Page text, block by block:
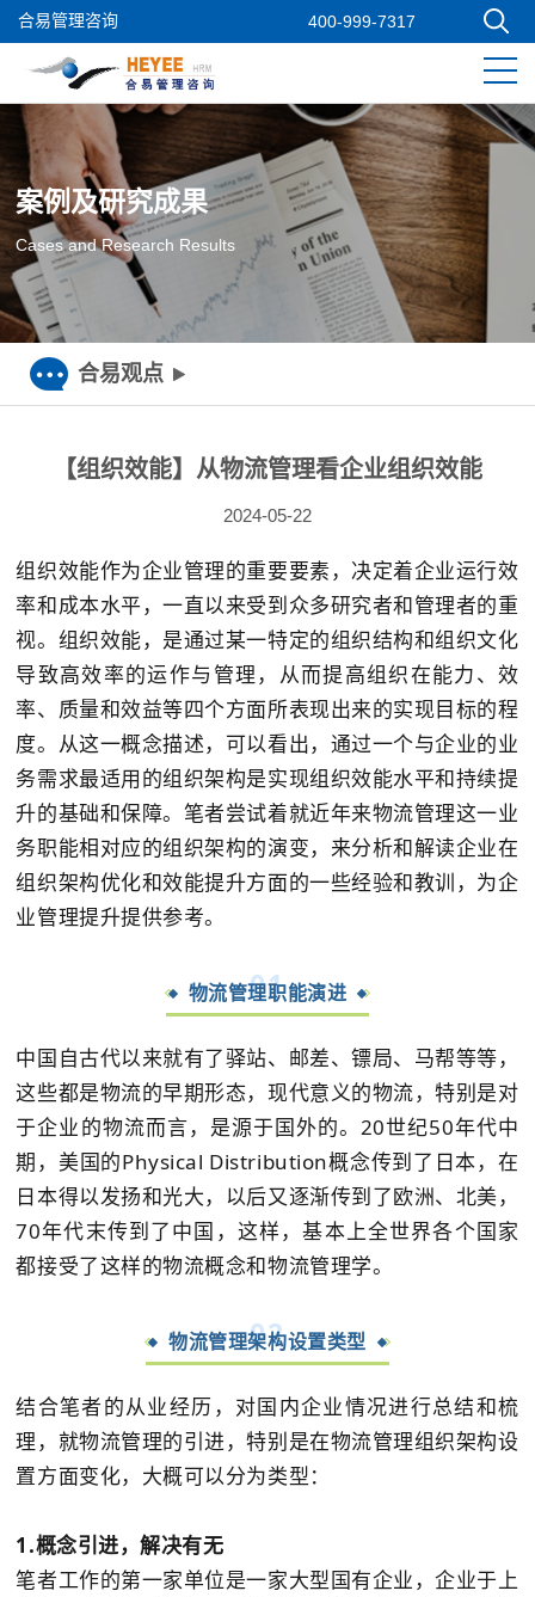
合易管理咨询 400-999-7317
案例及研究成果
Cases and Research Results
合易观点
【组织效能】从物流管理看企业组织效能
2024-05-22
组织效能作为企业管理的重要要素，决定着企业运行效
率和成本水平，一直以来受到众多研究者和管理者的重
视。组织效能，是通过某一特定的组织结构和组织文化
导致高效率的运作与管理，从而提高组织在能力、效
率、质量和效益等四个方面所表现出来的实现目标的程
度。从这一概念描述，可以看出，通过一个与企业的业
务需求最适用的组织架构是实现组织效能水平和持续提
升的基础和保障。笔者尝试着就近年来物流管理这一业
务职能相对应的组织架构的演变，来分析和解读企业在
组织架构优化和效能提升方面的一些经验和教训，为企
业管理提升提供参考。
01
物流管理职能演进
中国自古代以来就有了驿站、邮差、镖局、马帮等等，
这些都是物流的早期形态，现代意义的物流，特别是对
于企业的物流而言，是源于国外的。20世纪50年代中
期，美国的Physical Distribution概念传到了日本，在
日本得以发扬和光大，以后又逐渐传到了欧洲、北美，
70年代末传到了中国，这样，基本上全世界各个国家
都接受了这样的物流概念和物流管理学。
02
物流管理架构设置类型
结合笔者的从业经历，对国内企业情况进行总结和梳
理，就物流管理的引进，特别是在物流管理组织架构设
置方面变化，大概可以分为类型：
1.概念引进，解决有无
笔者工作的第一家单位是一家大型国有企业，企业于上